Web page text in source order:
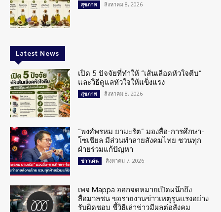
สุขภาพ สิงหาคม 8, 2026
Latest News
เปิด 5 ปัจจัยที่ทำให้ “เส้นเลือดหัวใจตีบ”
และวิธีดูแลหัวใจให้แข็งแรง
สุขภาพ สิงหาคม 8, 2026
“พงศ์พรหม ยามะรัต” มองสื่อ-การศึกษา-
โซเชียล มีส่วนทำลายสังคมไทย ชวนทุก
ฝ่ายร่วมแก้ปัญหา
ข่าวเด่น สิงหาคม 7, 2026
เพจ Mappa ออกจดหมายเปิดผนึกถึง
สื่อมวลชน ขอรายงานข่าวเหตุรุนแรงอย่าง
รับผิดชอบ ชี้วิธีเล่าข่าวมีผลต่อสังคม